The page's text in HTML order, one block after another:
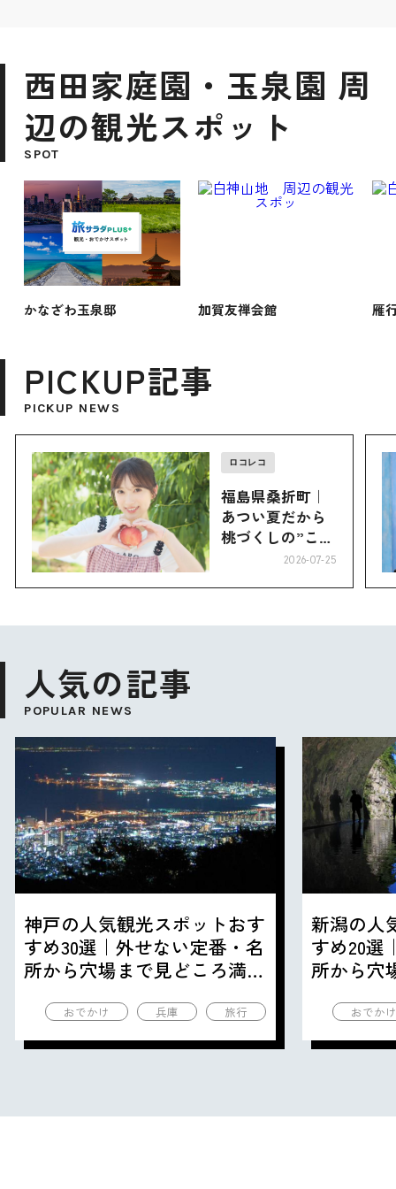
西田家庭園・玉泉園 周
辺の観光スポット
SPOT
かなざわ玉泉邸 加賀友禅会館 雁
PICKUP記事
PICKUP NEWS
ロコレコ
福島県桑折町｜
あつい夏だから
桃づくしの”こお
2026-07-25
人気の記事
POPULAR NEWS
神戸の人気観光スポットおす
すめ30選｜外せない定番・名
所から穴場まで見どころ満載
おでかけ 兵庫 旅行
新潟の人
すめ20選
所から穴
おでか